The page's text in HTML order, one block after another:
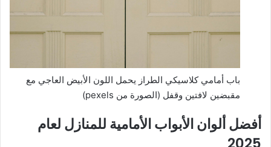
باب أمامي كلاسيكي الطراز يحمل اللون الأبيض العاجي مع
مقبضين لافتين وقفل (الصورة من pexels)
أفضل ألوان الأبواب الأمامية للمنازل لعام
2025